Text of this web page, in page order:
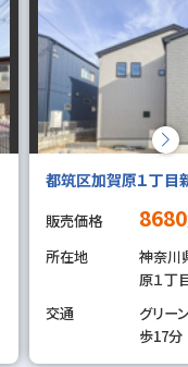
都筑区加賀原１丁目
販売価格 8680
所在地
神奈川
原１丁
交通
グリー
歩17分